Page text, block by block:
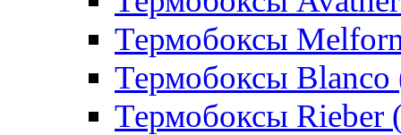
Термобоксы
Термобоксы Blanco
Термобоксы Rieber